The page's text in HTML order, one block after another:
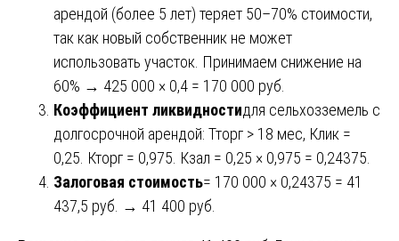
арендой (более 5 лет) теряет 50–70% стоимости,
так как новый собственник не может
использовать участок. Принимаем снижение на
60% → 425 000 × 0,4 = 170 000 руб.
Коэффициент ликвидностидля сельхозземель с
долгосрочной арендой: Тторг > 18 мес, Клик =
0,25. Кторг = 0,975. Кзал = 0,25 × 0,975 = 0,24375.
Залоговая стоимость= 170 000 × 0,24375 = 41
437,5 руб. → 41 400 руб.